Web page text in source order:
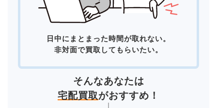
日中にまとまった時間が取れない。
非対面で買取してもらいたい。
そんなあなたは
宅配買取がおすすめ！